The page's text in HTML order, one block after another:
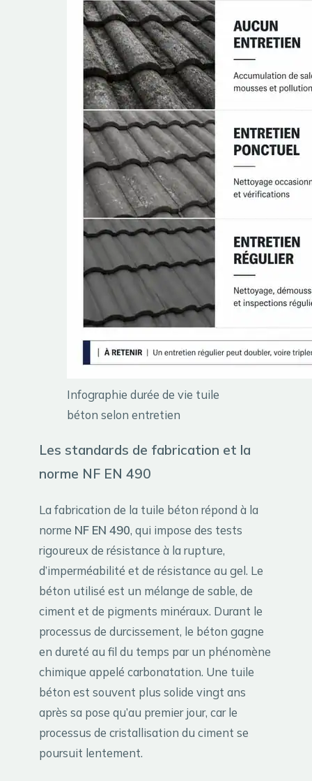
Infographie durée de vie tuile
béton selon entretien
Les standards de fabrication et la
norme NF EN 490
La fabrication de la tuile béton répond à la
norme NF EN 490, qui impose des tests
rigoureux de résistance à la rupture,
d’imperméabilité et de résistance au gel. Le
béton utilisé est un mélange de sable, de
ciment et de pigments minéraux. Durant le
processus de durcissement, le béton gagne
en dureté au fil du temps par un phénomène
chimique appelé carbonatation. Une tuile
béton est souvent plus solide vingt ans
après sa pose qu’au premier jour, car le
processus de cristallisation du ciment se
poursuit lentement.